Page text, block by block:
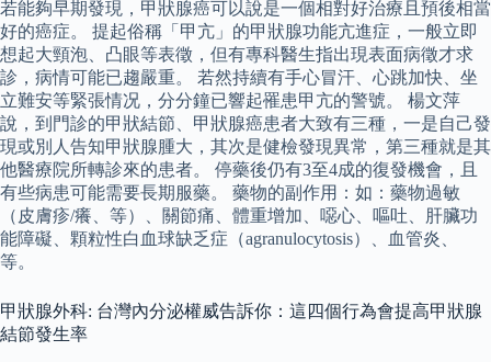
若能夠早期發現，甲狀腺癌可以說是一個相對好治療且預後相當
好的癌症。 提起俗稱「甲亢」的甲狀腺功能亢進症，一般立即
想起大頸泡、凸眼等表徵，但有專科醫生指出現表面病徵才求
診，病情可能已趨嚴重。 若然持續有手心冒汗、心跳加快、坐
立難安等緊張情况，分分鐘已響起罹患甲亢的警號。 楊文萍
說，到門診的甲狀結節、甲狀腺癌患者大致有三種，一是自己發
現或別人告知甲狀腺腫大，其次是健檢發現異常，第三種就是其
他醫療院所轉診來的患者。 停藥後仍有3至4成的復發機會，且
有些病患可能需要長期服藥。 藥物的副作用：如：藥物過敏
（皮膚疹/癢、等）、關節痛、體重增加、噁心、嘔吐、肝臟功
能障礙、顆粒性白血球缺乏症（agranulocytosis）、血管炎、
等。
甲狀腺外科: 台灣內分泌權威告訴你：這四個行為會提高甲狀腺
結節發生率